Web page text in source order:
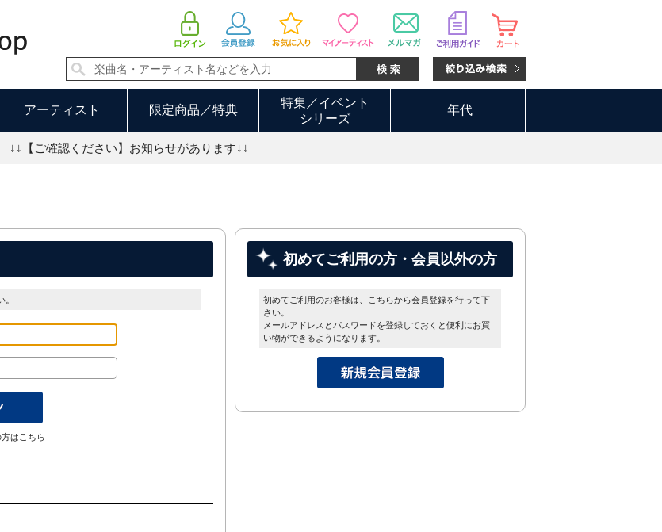
アーティスト 限定商品／特典
特集／イベント
シリーズ
年代
↓↓【ご確認ください】お知らせがあります↓↓
はこちら
初めてご利用の方・会員以外の方
初めてご利用のお客様は、こちらから会員登録を行って下
さい。
メールアドレスとパスワードを登録しておくと便利にお買
い物ができるようになります。